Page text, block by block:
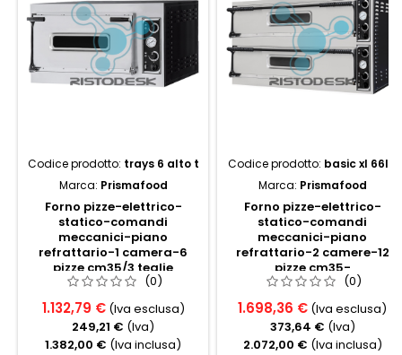
Codice prodotto: trays 6 alto t
Marca: Prismafood
Forno pizze-elettrico-
statico-comandi
meccanici-piano
refrattario-1 camera-6
pizze cm35/3 teglie
cm60x40-cm110x132x51h-
trifase
(0)
1.132,79 € (Iva esclusa)
249,21 € (Iva)
1.382,00 € (Iva inclusa)
Codice prodotto: basic xl 66l t
Marca: Prismafood
Forno pizze-elettrico-
statico-comandi
meccanici-piano
refrattario-2 camere-12
pizze cm35-
cm136x95x74h-trifase1
(0)
1.698,36 € (Iva esclusa)
373,64 € (Iva)
2.072,00 € (Iva inclusa)